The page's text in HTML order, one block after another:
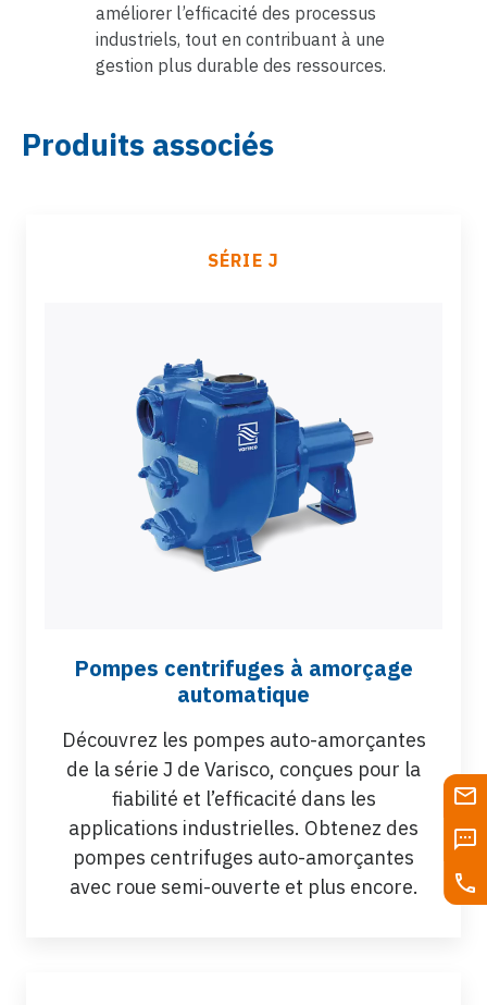
améliorer l’efficacité des processus
industriels, tout en contribuant à une
gestion plus durable des ressources.
Produits associés
SÉRIE J
Pompes centrifuges à amorçage
automatique
Découvrez les pompes auto-amorçantes
de la série J de Varisco, conçues pour la
fiabilité et l’efficacité dans les
applications industrielles. Obtenez des
pompes centrifuges auto-amorçantes
avec roue semi-ouverte et plus encore.